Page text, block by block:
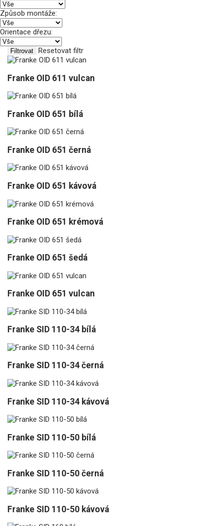
Způsob montáže:
Orientace dřezu:
Filtrovat Resetovat filtr
Franke OID 611 vulcan
Franke OID 651 bílá
Franke OID 651 černá
Franke OID 651 kávová
Franke OID 651 krémová
Franke OID 651 šedá
Franke OID 651 vulcan
Franke SID 110-34 bílá
Franke SID 110-34 černá
Franke SID 110-34 kávová
Franke SID 110-50 bílá
Franke SID 110-50 černá
Franke SID 110-50 kávová